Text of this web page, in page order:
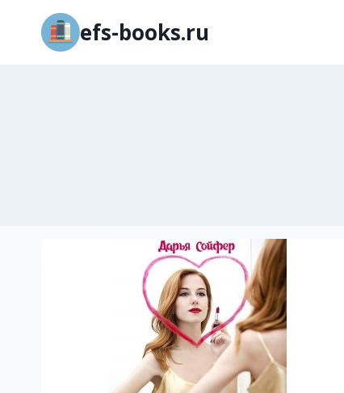
Перейти
содержимому
efs-books.ru